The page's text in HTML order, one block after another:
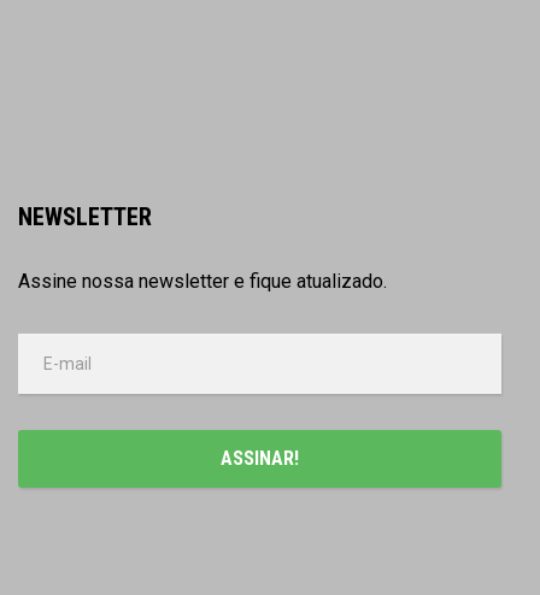
NEWSLETTER
Assine nossa newsletter e fique atualizado.